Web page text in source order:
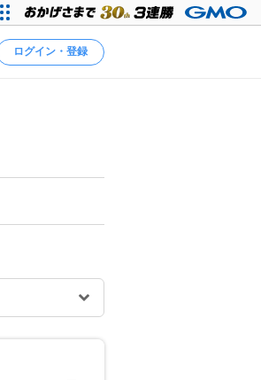
ログイン・登録